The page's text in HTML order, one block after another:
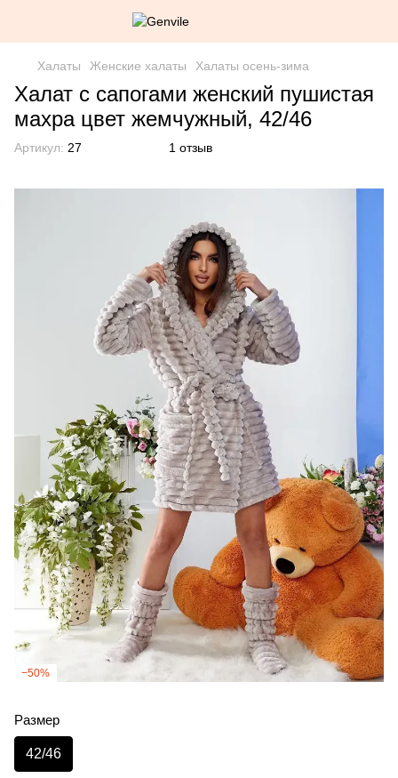
Халаты Женские халаты Халаты осень-зима
Халат с сапогами женский пушистая
махра цвет жемчужный, 42/46
Артикул: 27 1 отзыв
−50%
Размер
42/46